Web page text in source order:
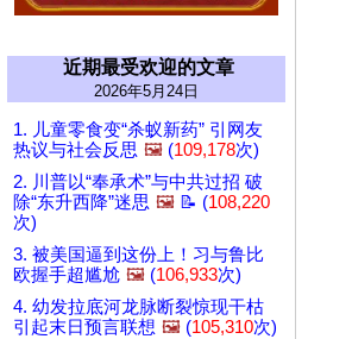
近期最受欢迎的文章
2026年5月24日
1. 儿童零食变“杀蚁新药” 引网友
热议与社会反思 🖼️ (109,178次)
2. 川普以“奉承术”与中共过招 破
除“东升西降”迷思 🖼️ 📝 (108,220
次)
3. 被美国逼到这份上！习与鲁比
欧握手超尴尬 🖼️ (106,933次)
4. 幼发拉底河龙脉断裂惊现干枯
引起末日预言联想 🖼️ (105,310次)